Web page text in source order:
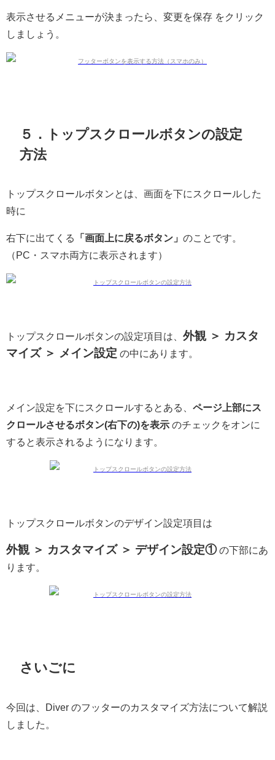
表示させるメニューが決まったら、変更を保存 をクリック
しましょう。
５．トップスクロールボタンの設定
方法
トップスクロールボタンとは、画面を下にスクロールした
時に
右下に出てくる 「画面上に戻るボタン」 のことです。
（PC・スマホ両方に表示されます）
トップスクロールボタンの設定項目は、 外観 ＞ カスタ
マイズ ＞ メイン設定 の中にあります。
メイン設定を下にスクロールするとある、 ページ上部にス
クロールさせるボタン(右下の)を表示 のチェックをオンに
すると表示されるようになります。
トップスクロールボタンのデザイン設定項目は
外観 ＞ カスタマイズ ＞ デザイン設定①の下部にあ
ります。
さいごに
今回は、Diver のフッターのカスタマイズ方法について解説
しました。